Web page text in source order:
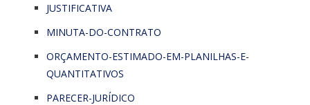
JUSTIFICATIVA
MINUTA-DO-CONTRATO
ORÇAMENTO-ESTIMADO-EM-PLANILHAS-E-
QUANTITATIVOS
PARECER-JURÍDICO